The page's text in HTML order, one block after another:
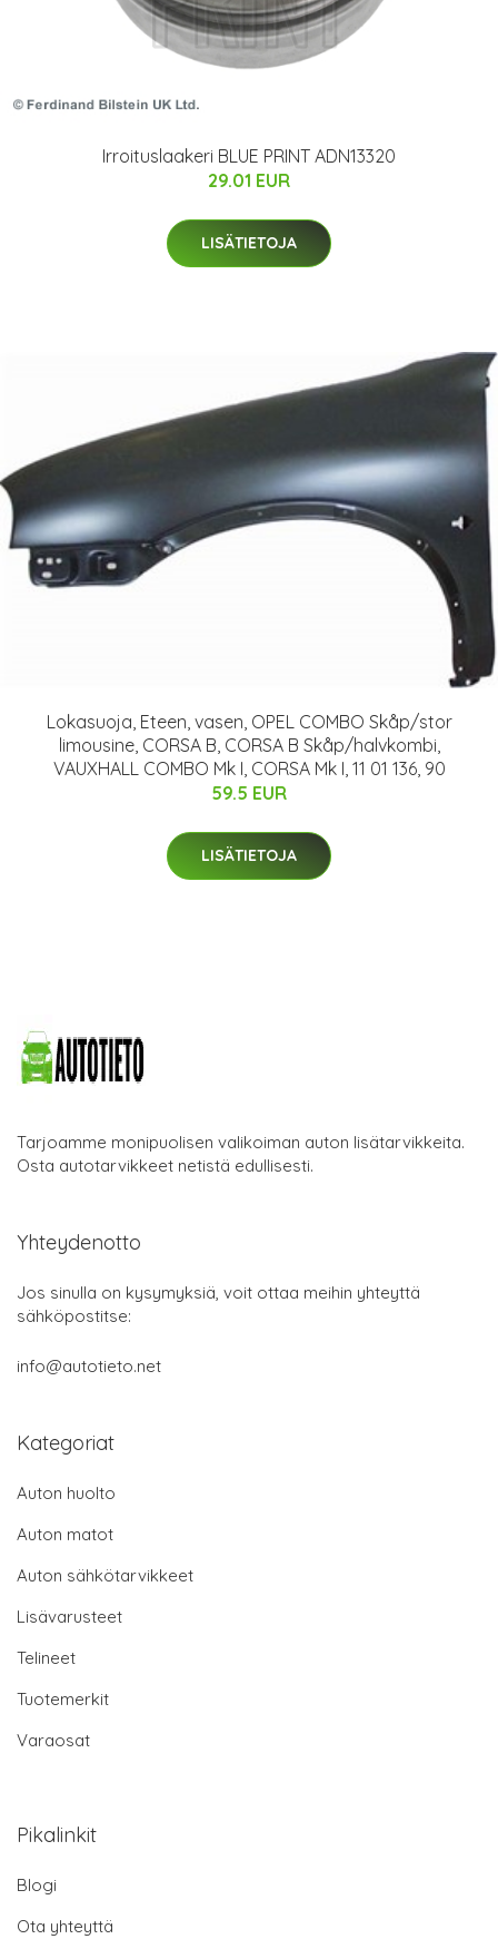
Irroituslaakeri BLUE PRINT ADN13320
29.01 EUR
LISÄTIETOJA
Lokasuoja, Eteen, vasen, OPEL COMBO Skåp/stor
limousine, CORSA B, CORSA B Skåp/halvkombi,
VAUXHALL COMBO Mk I, CORSA Mk I, 11 01 136, 90
59.5 EUR
LISÄTIETOJA
Tarjoamme monipuolisen valikoiman auton lisätarvikkeita.
Osta autotarvikkeet netistä edullisesti.
Yhteydenotto
Jos sinulla on kysymyksiä, voit ottaa meihin yhteyttä
sähköpostitse:
info@autotieto.net
Kategoriat
Auton huolto
Auton matot
Auton sähkötarvikkeet
Lisävarusteet
Telineet
Tuotemerkit
Varaosat
Pikalinkit
Blogi
Ota yhteyttä